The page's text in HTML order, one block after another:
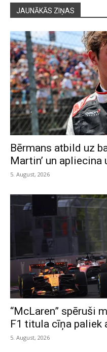
JAUNĀKĀS ZIŅAS
Bērmans atbild uz
Martin’ un apliecina
5. August, 2026
“McLaren” spēruši
F1 titula cīņa paliek
5. August, 2026